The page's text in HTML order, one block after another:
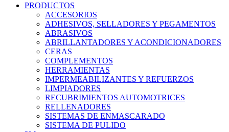
PRODUCTOS
ACCESORIOS
ADHESIVOS, SELLADORES Y PEGAMENTOS
ABRASIVOS
ABRILLANTADORES Y ACONDICIONADORES
CERAS
COMPLEMENTOS
HERRAMIENTAS
IMPERMEABILIZANTES Y REFUERZOS
LIMPIADORES
RECUBRIMIENTOS AUTOMOTRICES
RELLENADORES
SISTEMAS DE ENMASCARADO
SISTEMA DE PULIDO